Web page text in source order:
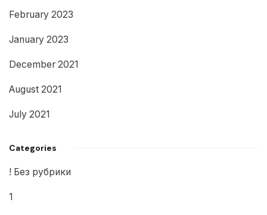
February 2023
January 2023
December 2021
August 2021
July 2021
Categories
! Без рубрики
1